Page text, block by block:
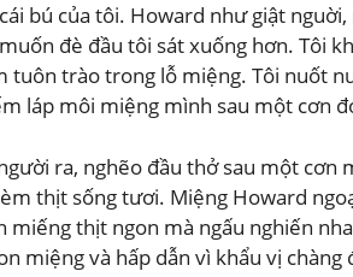
bú của tôi. Howard như giật
đè đầu tôi sát xuống hơn. Tôi
trào trong lỗ miệng. Tôi nuốt
láp môi miệng mình sau một cơn
ra, nghẽo đầu thở sau một
thịt sống tươi. Miệng Howard
thịt ngon mà ngấu nghiến
miệng và hấp dẫn vì khẩu vị